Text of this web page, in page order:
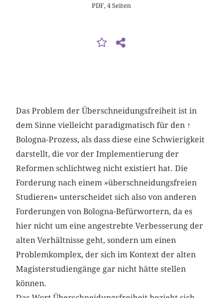
PDF, 4 Seiten
Das Problem der Überschneidungsfreiheit ist in
dem Sinne vielleicht paradigmatisch für den ↑
Bologna-Prozess, als dass diese eine Schwierigkeit
darstellt, die vor der Implementierung der
Reformen schlichtweg nicht existiert hat. Die
Forderung nach einem »überschneidungsfreien
Studieren« unterscheidet sich also von anderen
Forderungen von Bologna-Befürwortern, da es
hier nicht um eine angestrebte Verbesserung der
alten Verhältnisse geht, sondern um einen
Problemkomplex, der sich im Kontext der alten
Magisterstudiengänge gar nicht hätte stellen
können.